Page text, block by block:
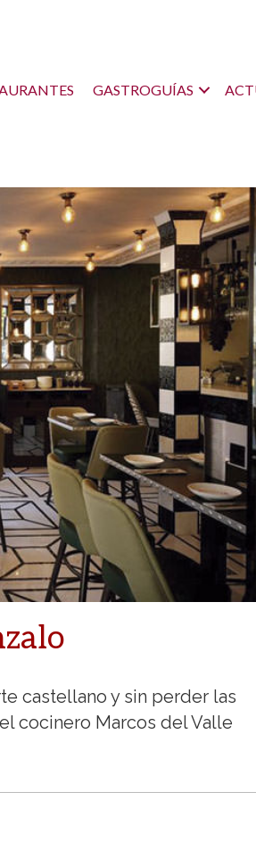
GASTROGUÍAS
castellano y sin perder las
cocinero Marcos del Valle